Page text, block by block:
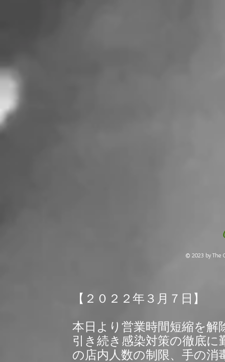
© 2023 by The
【２０２２年３月７日】
本日より営業時間短縮を解
引き続き感染対策の徹底
の店内人数の制限、手の消